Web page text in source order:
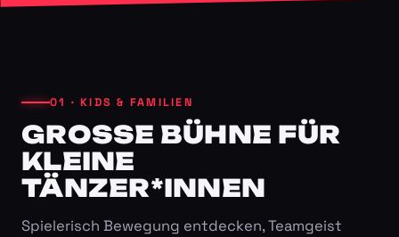
01 · KIDS & FAMILIEN
GROSSE BÜHNE FÜR K
LEINE T
ÄNZER*INNEN
Spielerisch Bewegung entdecken, Teamgeist